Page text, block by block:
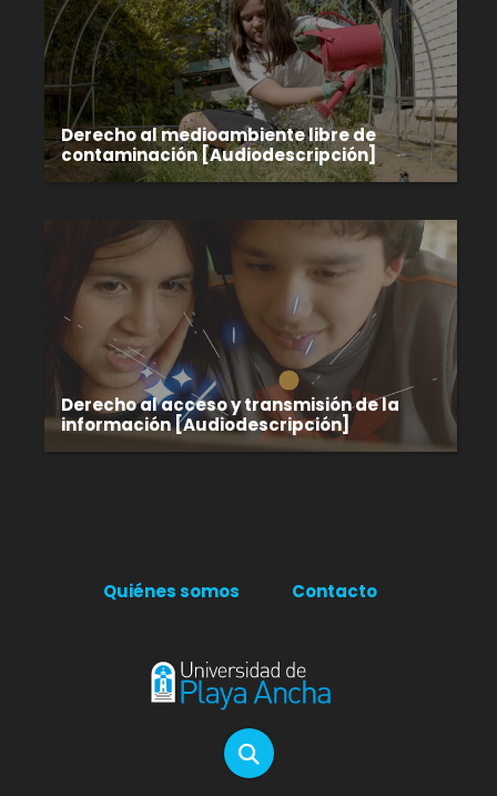
Derecho al medioambiente libre de
contaminación [Audiodescripción]
Derecho al acceso y transmisión de la
información [Audiodescripción]
Quiénes somos Contacto